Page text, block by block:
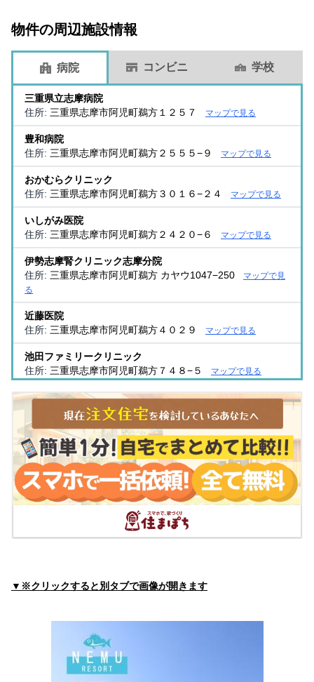
物件の周辺施設情報
病院 コンビニ 学校
三重県立志摩病院
住所: 三重県志摩市阿児町鵜方１２５７ マップで見る
豊和病院
住所: 三重県志摩市阿児町鵜方２５５５−９ マップで見る
おかむらクリニック
住所: 三重県志摩市阿児町鵜方３０１６−２４ マップで見る
いしがみ医院
住所: 三重県志摩市阿児町鵜方２４２０−６ マップで見る
伊勢志摩腎クリニック志摩分院
住所: 三重県志摩市阿児町鵜方 カヤウ1047−250
マップで見
る
近藤医院
住所: 三重県志摩市阿児町鵜方４０２９ マップで見る
池田ファミリークリニック
住所: 三重県志摩市阿児町鵜方７４８−５ マップで見る
向井内科
三重県志摩市阿児町鵜方２４５２−３ マップで見る
齋木内科
住所:三重県志摩市阿児町鵜方１２０６−４ マップで見る
中瀬外科胃腸科
住所:
三重県志摩市阿児町鵜方３０３６−３ マップで見る
三重県志摩市阿児町鵜方４８３６
三重県志摩市阿児町鵜方１２２１−１
▼※クリックすると別タブで画像が開きます